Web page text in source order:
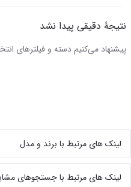
نتیجهٔ دقیقی پیدا نشد
پیشنهاد می‌کنیم دسته و فیلترهای
لینک های مرتبط با برند و مدل
لینک های مرتبط با جستجوهای